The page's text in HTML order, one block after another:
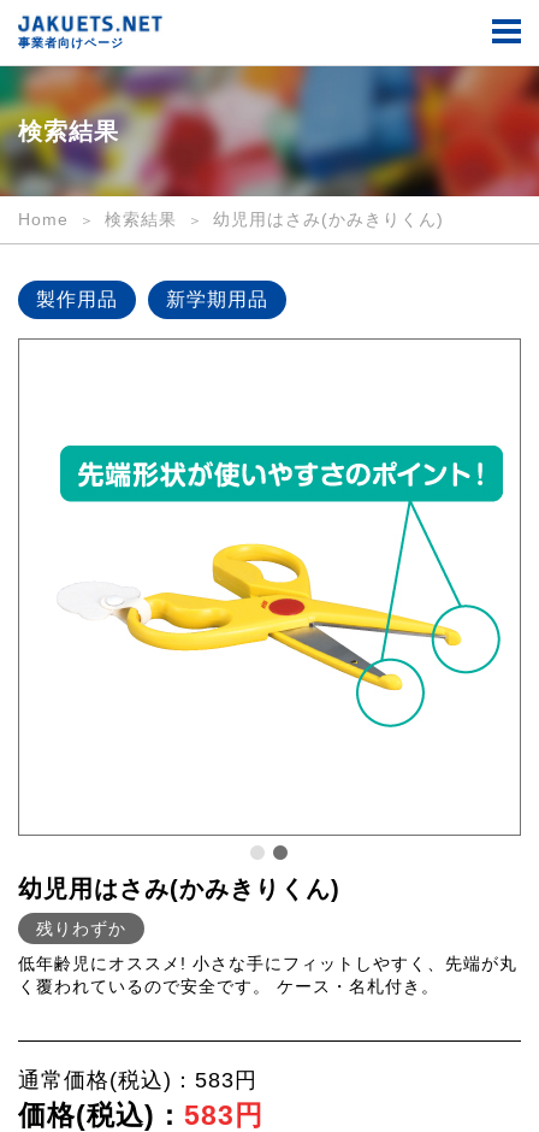
｜
事
業
向
｜
事業者向けページ
検索結果
Home 検索結果 幼児用はさみ(かみきりくん)
製作用品 新学期用品
幼児用はさみ(かみきりくん)
残りわずか
低年齢児にオススメ! 小さな手にフィットしやすく、先端が丸
く覆われているので安全です。 ケース・名札付き。
通常価格(税込)：583円
価格(税込)： 583円